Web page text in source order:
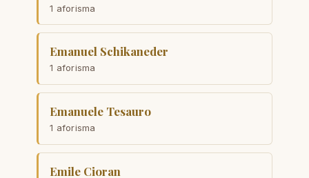
1 aforisma
Emanuel Schikaneder
1 aforisma
Emanuele Tesauro
1 aforisma
Emile Cioran